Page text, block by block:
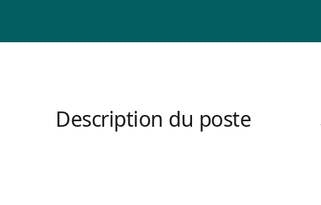
Description du poste